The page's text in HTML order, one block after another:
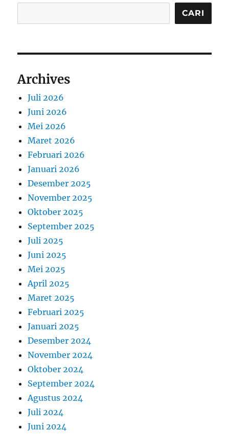
CARI
Archives
Juli 2026
Juni 2026
Mei 2026
Maret 2026
Februari 2026
Januari 2026
Desember 2025
November 2025
Oktober 2025
September 2025
Juli 2025
Juni 2025
Mei 2025
April 2025
Maret 2025
Februari 2025
Januari 2025
Desember 2024
November 2024
Oktober 2024
September 2024
Agustus 2024
Juli 2024
Juni 2024